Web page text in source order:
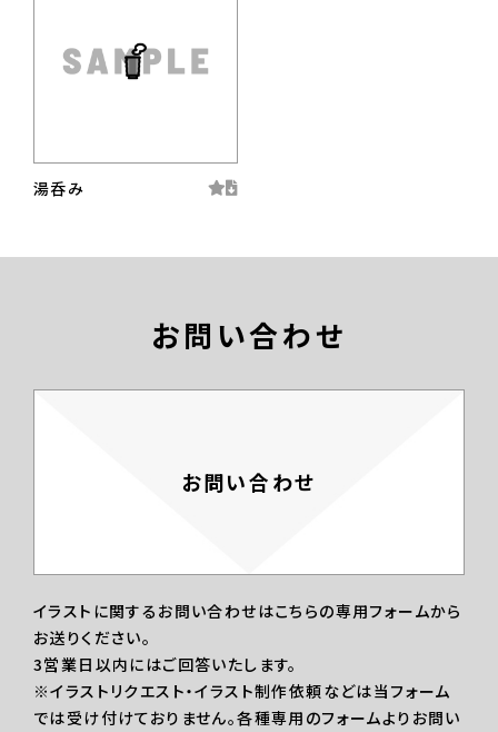
湯呑み
お問い合わせ
お問い合わせ
イラストに関するお問い合わせはこちらの専用フォームから
お送りください。
3営業日以内にはご回答いたします。
※イラストリクエスト・イラスト制作依頼などは当フォーム
では受け付けておりません。各種専用のフォームよりお問い